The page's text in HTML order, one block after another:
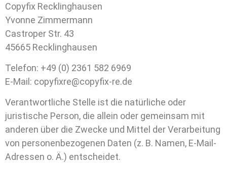
Copyfix Recklinghausen
Yvonne Zimmermann
Castroper Str. 43
45665 Recklinghausen
Telefon: +49 (0) 2361 582 6969
E-Mail: copyfixre@copyfix-re.de
Verantwortliche Stelle ist die natürliche oder
juristische Person, die allein oder gemeinsam mit
anderen über die Zwecke und Mittel der Verarbeitung
von personenbezogenen Daten (z. B. Namen, E-Mail-
Adressen o. Ä.) entscheidet.